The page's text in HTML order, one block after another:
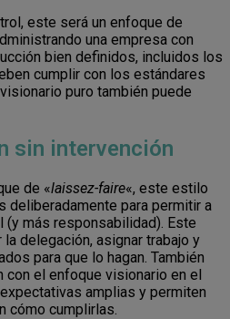
este será un enfoque de
una empresa con
bien definidos, incluidos los
cumplir con los estándares
puro también puede
sin intervención
de «laissez-faire«, este estilo
deliberadamente para permitir a
más responsabilidad). Este
delegación, asignar trabajo y
para que lo hagan. También
el enfoque visionario en el
amplias y permiten
cómo cumplirlas.